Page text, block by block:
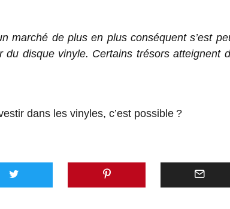
marché de plus en plus conséquent s’est
du disque vinyle. Certains trésors atteignent
dans les vinyles, c’est possible ?